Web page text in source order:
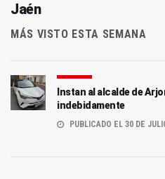
Jaén
MÁS VISTO ESTA SEMANA
Instan al alcalde de
indebidamente
PUBLICADO EL 30 DE